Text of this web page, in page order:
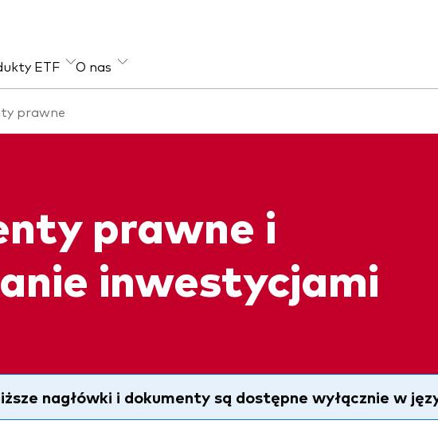
ETF
Klasa aktywów
ESG
O nas
prawne
prawne i
inwestycjami
nagłówki i dokumenty są dostępne wyłącznie w